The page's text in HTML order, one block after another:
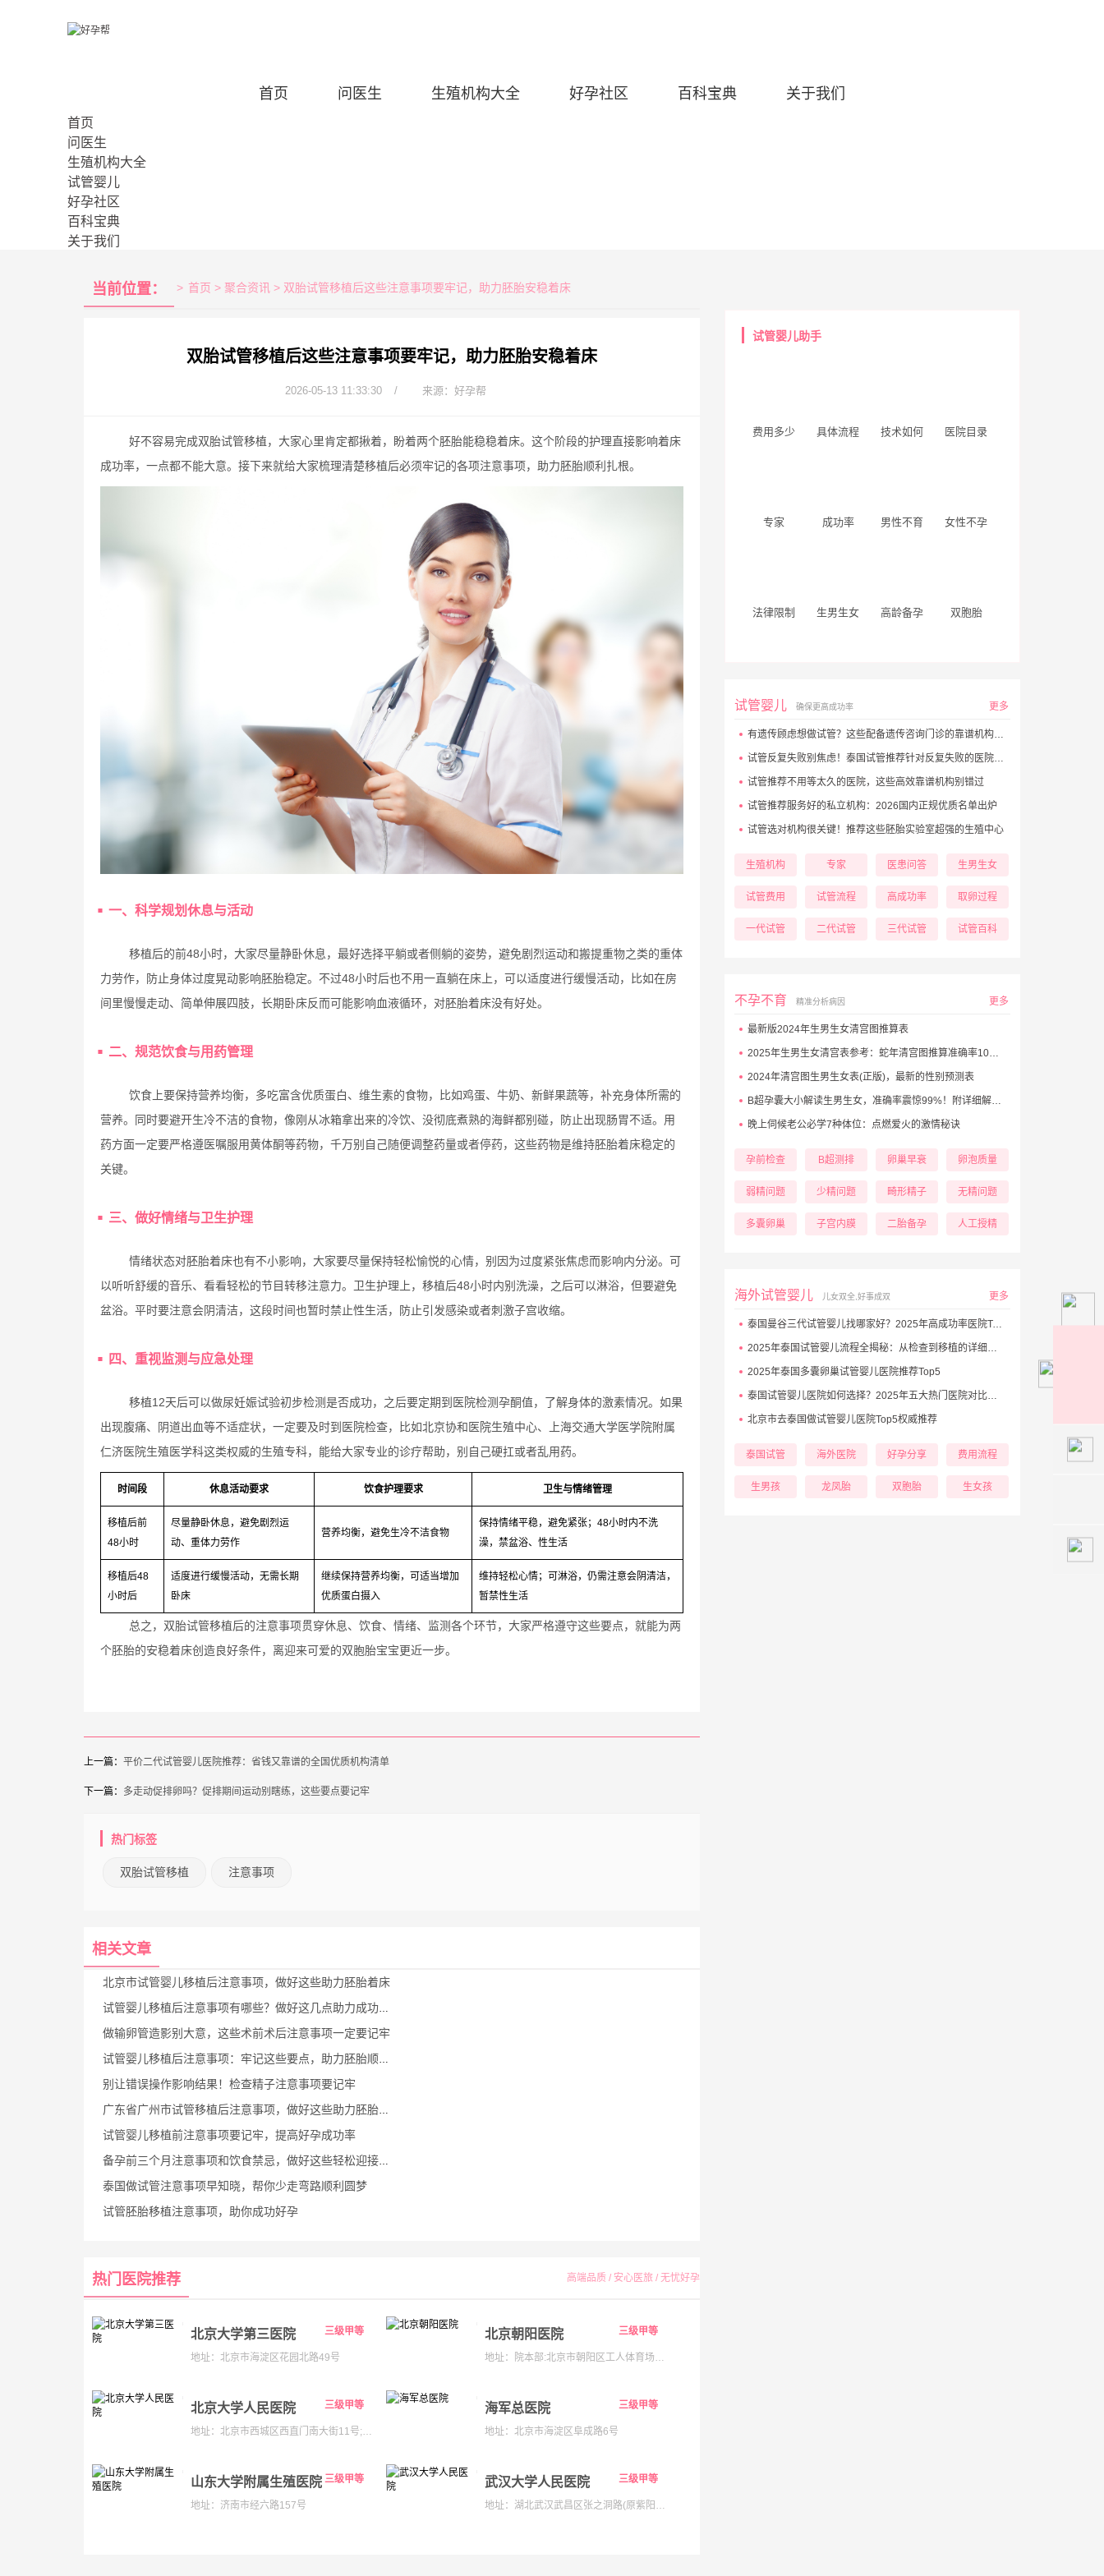
首页 问医生 生殖机构大全 好孕社区 百科宝典 关于我们
首页
问医生
生殖机构大全
试管婴儿
好孕社区
百科宝典
关于我们
当前位置： > 首页 > 聚合资讯 > 双胎试管移植后这些注意事项要牢记，助力胚胎安稳着床
双胎试管移植后这些注意事项要牢记，助力胚胎安稳着床
2026-05-13 11:33:30 / 来源：好孕帮
好不容易完成双胎试管移植，大家心里肯定都揪着，盼着两个胚胎能稳稳着床。这个阶段的护理直接影响着床
成功率，一点都不能大意。接下来就给大家梳理清楚移植后必须牢记的各项注意事项，助力胚胎顺利扎根。
一、科学规划休息与活动
移植后的前48小时，大家尽量静卧休息，最好选择平躺或者侧躺的姿势，避免剧烈运动和搬提重物之类的重体
力劳作，防止身体过度晃动影响胚胎稳定。不过48小时后也不用一直躺在床上，可以适度进行缓慢活动，比如在房
间里慢慢走动、简单伸展四肢，长期卧床反而可能影响血液循环，对胚胎着床没有好处。
二、规范饮食与用药管理
饮食上要保持营养均衡，多吃富含优质蛋白、维生素的食物，比如鸡蛋、牛奶、新鲜果蔬等，补充身体所需的
营养。同时要避开生冷不洁的食物，像刚从冰箱拿出来的冷饮、没彻底煮熟的海鲜都别碰，防止出现肠胃不适。用
药方面一定要严格遵医嘱服用黄体酮等药物，千万别自己随便调整药量或者停药，这些药物是维持胚胎着床稳定的
关键。
三、做好情绪与卫生护理
情绪状态对胚胎着床也有不小影响，大家要尽量保持轻松愉悦的心情，别因为过度紧张焦虑而影响内分泌。可
以听听舒缓的音乐、看看轻松的节目转移注意力。卫生护理上，移植后48小时内别洗澡，之后可以淋浴，但要避免
盆浴。平时要注意会阴清洁，这段时间也暂时禁止性生活，防止引发感染或者刺激子宫收缩。
四、重视监测与应急处理
移植12天后可以做尿妊娠试验初步检测是否成功，之后要定期到医院检测孕酮值，了解身体的激素情况。如果
出现腹痛、阴道出血等不适症状，一定要及时到医院检查，比如北京协和医院生殖中心、上海交通大学医学院附属
仁济医院生殖医学科这类权威的生殖专科，能给大家专业的诊疗帮助，别自己硬扛或者乱用药。
时间段 休息活动要求 饮食护理要求 卫生与情绪管理
移植后前
48小时
尽量静卧休息，避免剧烈运
动、重体力劳作
营养均衡，避免生冷不洁食物
保持情绪平稳，避免紧张；48小时内不洗
澡，禁盆浴、性生活
移植后48
小时后
适度进行缓慢活动，无需长期
卧床
继续保持营养均衡，可适当增加
优质蛋白摄入
维持轻松心情；可淋浴，仍需注意会阴清洁，
暂禁性生活
总之，双胎试管移植后的注意事项贯穿休息、饮食、情绪、监测各个环节，大家严格遵守这些要点，就能为两
个胚胎的安稳着床创造良好条件，离迎来可爱的双胞胎宝宝更近一步。
上一篇： 平价二代试管婴儿医院推荐：省钱又靠谱的全国优质机构清单
下一篇： 多走动促排卵吗？促排期间运动别瞎练，这些要点要记牢
热门标签
双胎试管移植 注意事项
相关文章
北京市试管婴儿移植后注意事项，做好这些助力胚胎着床
试管婴儿移植后注意事项有哪些？做好这几点助力成功着床
做输卵管造影别大意，这些术前术后注意事项一定要记牢
试管婴儿移植后注意事项：牢记这些要点，助力胚胎顺利着床
别让错误操作影响结果！检查精子注意事项要记牢
广东省广州市试管移植后注意事项，做好这些助力胚胎着床
试管婴儿移植前注意事项要记牢，提高好孕成功率
备孕前三个月注意事项和饮食禁忌，做好这些轻松迎接健康宝宝
泰国做试管注意事项早知晓，帮你少走弯路顺利圆梦
试管胚胎移植注意事项，助你成功好孕
热门医院推荐 高端品质 / 安心医旅 / 无忧好孕
北京大学第三医院 三级甲等
地址：北京市海淀区花园北路49号
北京朝阳医院 三级甲等
北京大学人民医院 三级甲等 海军总医院 三级甲等
地址：北京市海淀区阜成路6号
山东大学附属生殖医院 三级甲等
地址：济南市经六路157号
武汉大学人民医院 三级甲等
试管婴儿助手
费用多少 具体流程 技术如何 医院目录
专家 成功率 男性不育 女性不孕
法律限制 生男生女 高龄备孕 双胞胎
试管婴儿 确保更高成功率 更多
有遗传顾虑想做试管？这些配备遗传咨询门诊的靠谱机构别错过
试管反复失败别焦虑！泰国试管推荐针对反复失败的医院大盘点
试管推荐不用等太久的医院，这些高效靠谱机构别错过
试管推荐服务好的私立机构：2026国内正规优质名单出炉
试管选对机构很关键！推荐这些胚胎实验室超强的生殖中心
生殖机构 专家 医患问答 生男生女
试管费用 试管流程 高成功率 取卵过程
一代试管 二代试管 三代试管 试管百科
不孕不育 精准分析病因 更多
最新版2024年生男生女清宫图推算表
2025年生男生女清宫表参考：蛇年清宫图推算准确率100%！
2024年清宫图生男生女表(正版)，最新的性别预测表
B超孕囊大小解读生男生女，准确率震惊99%！附详细解析表！
晚上伺候老公必学7种体位：点燃爱火的激情秘诀
孕前检查 B超测排 卵巢早衰 卵泡质量
弱精问题 少精问题 畸形精子 无精问题
多囊卵巢 子宫内膜 二胎备孕 人工授精
海外试管婴儿 儿女双全,好事成双 更多
泰国曼谷三代试管婴儿找哪家好？2025年高成功率医院Top5推荐
2025年泰国试管婴儿流程全揭秘：从检查到移植的详细步骤
2025年泰国多囊卵巢试管婴儿医院推荐Top5
泰国试管婴儿医院如何选择？2025年五大热门医院对比与避坑秘诀
北京市去泰国做试管婴儿医院Top5权威推荐
泰国试管 海外医院 好孕分享 费用流程
生男孩 龙凤胎 双胞胎 生女孩